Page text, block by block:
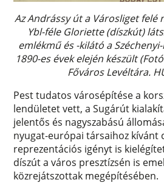
Az Andrássy út a Városliget felé
Ybl-féle Gloriette (díszkút)
emlékmű és -kilátó a
1890-es évek elején készült
Főváros Levéltára.
Pest tudatos városépítése a
lendületet vett, a Sugárút
jelentős és nagyszabású
nyugat-európai társaihoz kívánt
reprezentációs igényt is
díszút a város presztízsén is
közrejátszottak megépítésében.